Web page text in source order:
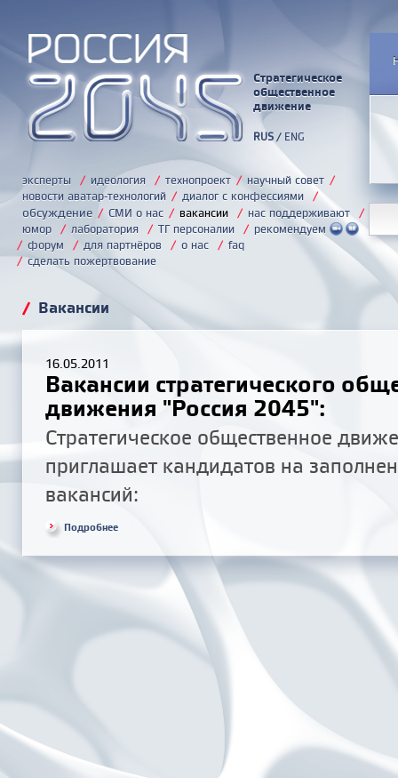
Стратегическое
общественное
движение
RUS/ ENG
эксперты / идеология / технопроект / научный совет /
новости аватар-технологий / диалог с конфессиями /
обсуждение / СМИ о нас / вакансии / нас поддерживают /
юмор / лаборатория / ТГ персоналии / рекомендуем
/ форум / для партнёров / о нас / faq
/ сделать пожертвование
/ Вакансии
16.05.2011
Вакансии стратегического
движения "Россия 2045":
Cтратегическое общественное
приглашает кандидатов на
вакансий:
Подробнее